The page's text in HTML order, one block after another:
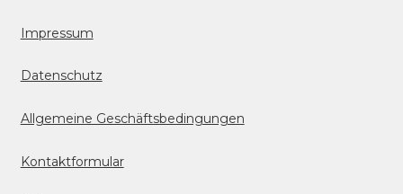
Impressum
Datenschutz
Allgemeine Geschäftsbedingungen
Kontaktformular